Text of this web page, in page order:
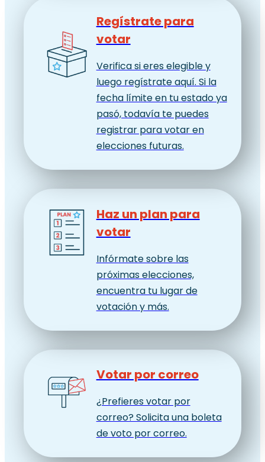
Regístrate para
votar
Verifica si eres elegible y
luego regístrate aquí. Si la
fecha límite en tu estado ya
pasó, todavía te puedes
registrar para votar en
elecciones futuras.
Haz un plan para
votar
Infórmate sobre las
próximas elecciones,
encuentra tu lugar de
votación y más.
Votar por correo
¿Prefieres votar por
correo? Solicita una boleta
de voto por correo.